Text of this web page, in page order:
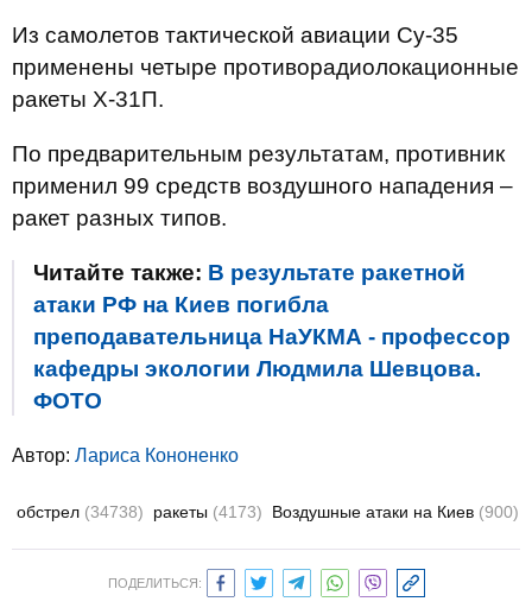
Из самолетов тактической авиации Су-35
применены четыре противорадиолокационные
ракеты Х-31П.
По предварительным результатам, противник
применил 99 средств воздушного нападения –
ракет разных типов.
Читайте также: В результате ракетной
атаки РФ на Киев погибла
преподавательница НаУКМА - профессор
кафедры экологии Людмила Шевцова.
ФОТО
Автор: Лариса Кононенко
обстрел (34738) ракеты (4173) Воздушные атаки на Киев (900)
ПОДЕЛИТЬСЯ: